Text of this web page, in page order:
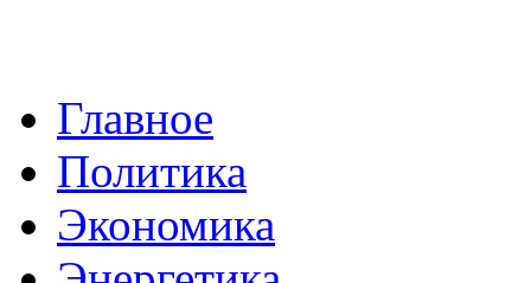
Главное
Политика
Экономика